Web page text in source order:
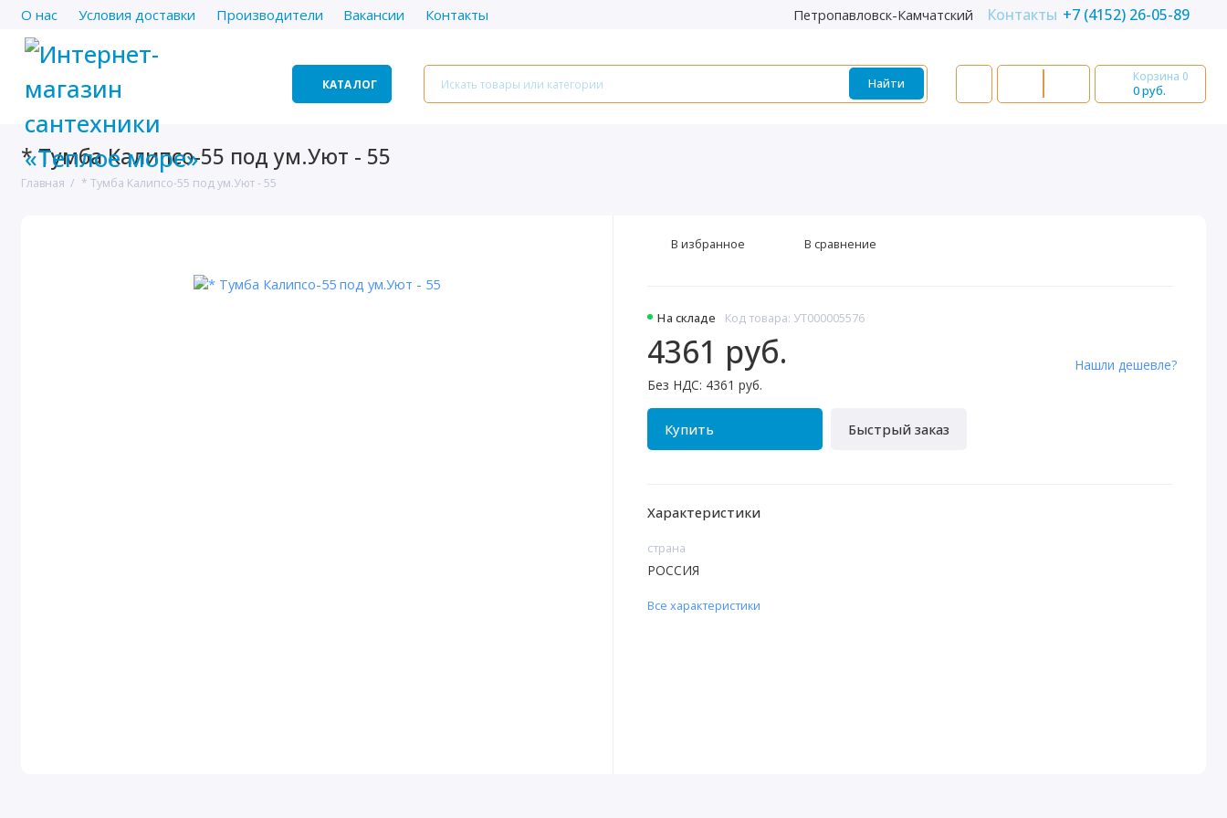
О нас Условия доставки Производители Вакансии Контакты Петропавловск-Камчатский Контакты +7 (4152) 26-05-89
КАТАЛОГ Найти Корзина 0
0 руб.
* Тумба Калипсо-55 под ум.Уют - 55
Главная * Тумба Калипсо-55 под ум.Уют - 55
На складе Код товара: УТ000005576
4361 руб.
Без НДС: 4361 руб.
Купить Быстрый заказ
Нашли дешевле?
В избранное В сравнение
Характеристики
страна
РОССИЯ
Все характеристики